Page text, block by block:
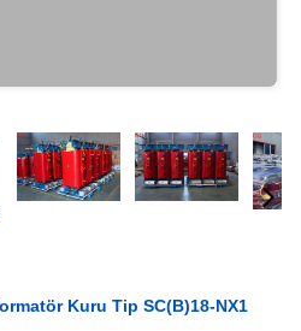
Kuru Tip SC(B)18-NX1